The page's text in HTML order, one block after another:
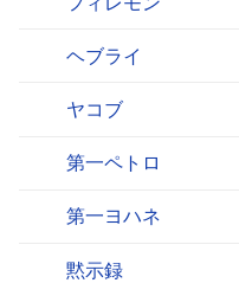
ヘブライ
ヤコブ
第一ペトロ
第一ヨハネ
黙示録